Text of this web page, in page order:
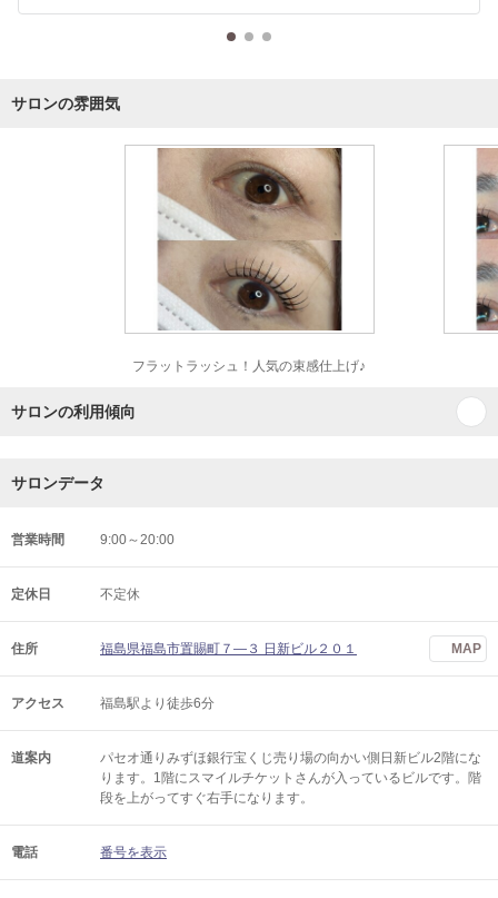
サロンの雰囲気
フラットラッシュ！人気の束感仕上げ♪
サロンの利用傾向
サロンデータ
営業時間 9:00～20:00
定休日 不定休
住所 福島県福島市置賜町７―３ 日新ビル２０１ MAP
アクセス 福島駅より徒歩6分
道案内
パセオ通りみずほ銀行宝くじ売り場の向かい側日新ビル2階にな
ります。1階にスマイルチケットさんが入っているビルです。階
段を上がってすぐ右手になります。
電話 番号を表示